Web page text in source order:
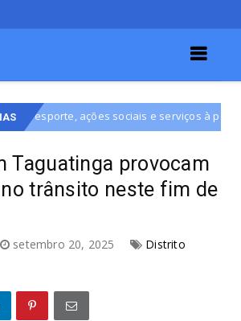
e serviços à população do DF
Taguatinga provocam
trânsito neste fim de
setembro 20, 2025
Distrito